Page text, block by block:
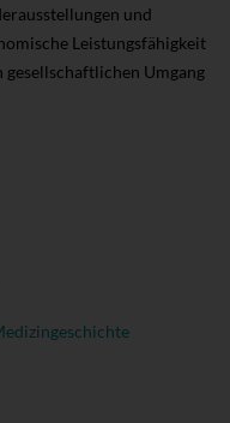
und
Leistungsfähigkeit
gesellschaftlichen Umgang